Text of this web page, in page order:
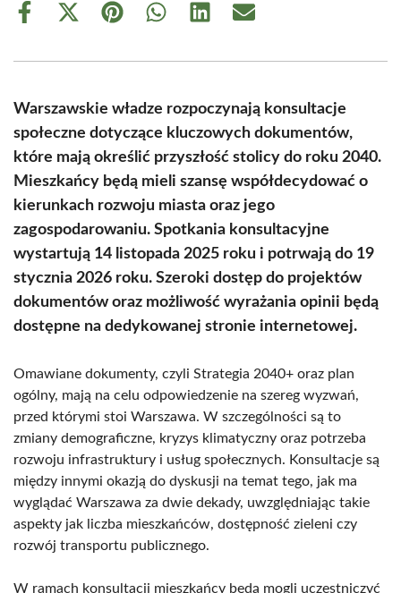
Share
Share
(Twitter)
Share Share Share Share
Warszawskie władze rozpoczynają konsultacje
społeczne dotyczące kluczowych dokumentów,
które mają określić przyszłość stolicy do roku 2040.
Mieszkańcy będą mieli szansę współdecydować o
kierunkach rozwoju miasta oraz jego
zagospodarowaniu. Spotkania konsultacyjne
wystartują 14 listopada 2025 roku i potrwają do 19
stycznia 2026 roku. Szeroki dostęp do projektów
dokumentów oraz możliwość wyrażania opinii będą
dostępne na dedykowanej stronie internetowej.
Omawiane dokumenty, czyli Strategia 2040+ oraz plan
ogólny, mają na celu odpowiedzenie na szereg wyzwań,
przed którymi stoi Warszawa. W szczególności są to
zmiany demograficzne, kryzys klimatyczny oraz potrzeba
rozwoju infrastruktury i usług społecznych. Konsultacje są
między innymi okazją do dyskusji na temat tego, jak ma
wyglądać Warszawa za dwie dekady, uwzględniając takie
aspekty jak liczba mieszkańców, dostępność zieleni czy
rozwój transportu publicznego.
W ramach konsultacji mieszkańcy będą mogli uczestniczyć